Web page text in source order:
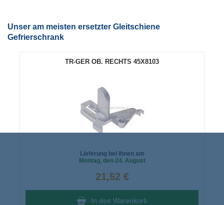
Unser am meisten ersetzter Gleitschiene
Gefrierschrank
TR-GER OB. RECHTS 45X8103
Lieferung bei Ihnen am
Montag, den 24. August
21,52 €
In den Warenkorb